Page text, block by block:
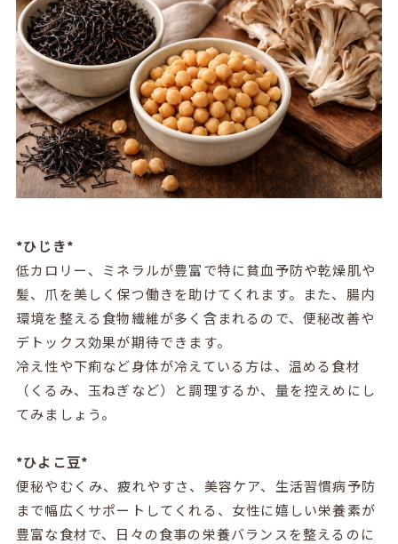
*ひじき*
低カロリー、ミネラルが豊富で特に貧血予防や乾燥肌や
髪、爪を美しく保つ働きを助けてくれます。また、腸内
環境を整える食物繊維が多く含まれるので、便秘改善や
デトックス効果が期待できます。
冷え性や下痢など身体が冷えている方は、温める食材
（くるみ、玉ねぎなど）と調理するか、量を控えめにし
てみましょう。
*ひよこ豆*
便秘やむくみ、疲れやすさ、美容ケア、生活習慣病予防
まで幅広くサポートしてくれる、女性に嬉しい栄養素が
豊富な食材で、日々の食事の栄養バランスを整えるのに